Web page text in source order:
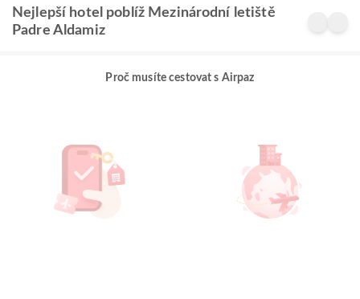
Nejlepší hotel poblíž Mezinárodní letiště
Padre Aldamiz
Proč musíte cestovat s Airpaz